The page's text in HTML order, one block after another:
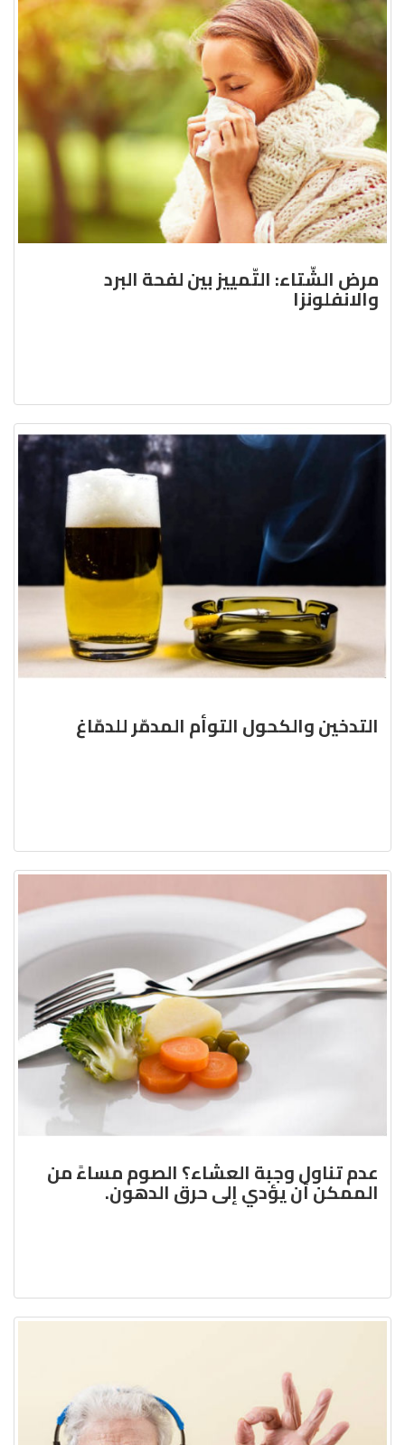
مرض الشّتاء: التّمييز بين لفحة البرد
والانفلونزا
التدخين والكحول التوأم المدمّر للدمّاغ
عدم تناول وجبة العشاء؟ الصوم مساءً من
الممكن أن يؤدي إلى حرق الدهون.